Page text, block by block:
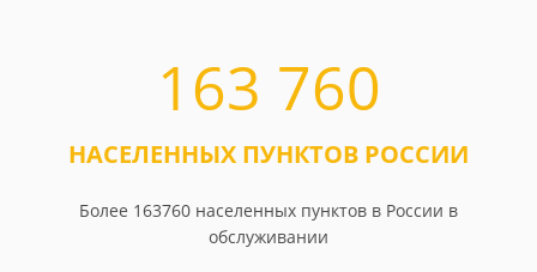
163 760
НАСЕЛЕННЫХ ПУНКТОВ РОССИИ
Более 163760 населенных пунктов в России в
обслуживании